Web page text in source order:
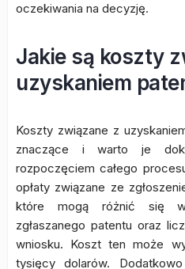
oczekiwania na decyzję.
Jakie są koszty
uzyskaniem
Koszty związane z
znaczące i warto je
rozpoczęciem całego
opłaty związane ze
które mogą różnić się
zgłaszanego patentu oraz
wniosku. Koszt ten może
tysięcy dolarów.